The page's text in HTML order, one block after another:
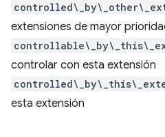
extensiones de mayor
controlar con esta extensión
esta extensión